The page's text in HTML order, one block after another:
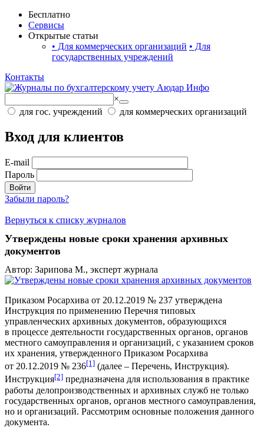
Бесплатно
Сервисы
Открытые статьи
• Для коммерческих организаций • Для
государственных учреждений
Контакты
×
для гос. учреждений
для коммерческих организаций
Вход для клиентов
E-mail
Пароль
Войти
Забыли пароль?
Вернуться к списку журналов
Утверждены новые сроки хранения архивных
документов
Автор: Зарипова М., эксперт журнала
Приказом Росархива от 20.12.2019 № 237 утверждена
Инструкция по применению Перечня типовых
управленческих архивных документов, образующихся
в процессе деятельности государственных органов, органов
местного самоуправления и организаций, с указанием сроков
их хранения, утвержденного Приказом Росархива
от 20.12.2019 № 236[1] (далее – Перечень, Инструкция).
Инструкция[2] предназначена для использования в практике
работы делопроизводственных и архивных служб не только
государственных органов, органов местного самоуправления,
но и организаций. Рассмотрим основные положения данного
документа.